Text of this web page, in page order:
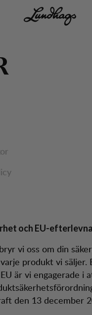
och EU-
vi oss om din
produkt vi säljer.
är vi engagerade i
den 13 december